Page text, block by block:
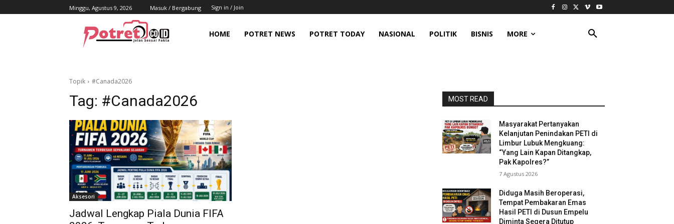
Minggu, Agustus 9, 2026 Masuk / Bergabung Sign in / Join
HOME POTRET NEWS POTRET TODAY NASIONAL POLITIK BISNIS MORE
Topik #Canada2026
Tag: #Canada2026
Aksesori
Jadwal Lengkap Piala Dunia FIFA
MOST READ
Masyarakat Pertanyakan
Kelanjutan Penindakan PETI di
Limbur Lubuk Mengkuang:
“Yang Lain Kapan Ditangkap,
Pak Kapolres?”
7 Agustus 2026
Diduga Masih Beroperasi,
Tempat Pembakaran Emas
Hasil PETI di Dusun Empelu
Diminta Segera Ditutup